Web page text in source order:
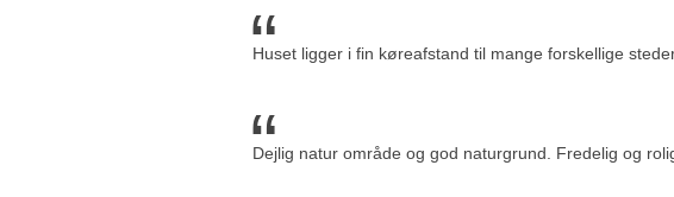
Huset ligger i fin køreafstand til mange forskellige
Dejlig natur område og god naturgrund. Fredelig og